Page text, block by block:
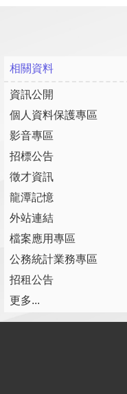
相關資料
資訊公開
個人資料保護專區
影音專區
招標公告
徵才資訊
龍潭記憶
外站連結
檔案應用專區
公務統計業務專區
招租公告
更多...